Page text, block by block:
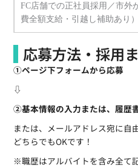
FC店舗での正社員採用／市外
費全額支給・引越し補助あり）
応募方法・採用
①ページ下フォームから応募
⇩
②基本情報の入力または、履歴
または、メールアドレス宛に自
どちらでもOKです！
※職歴はアルバイトを含み全て